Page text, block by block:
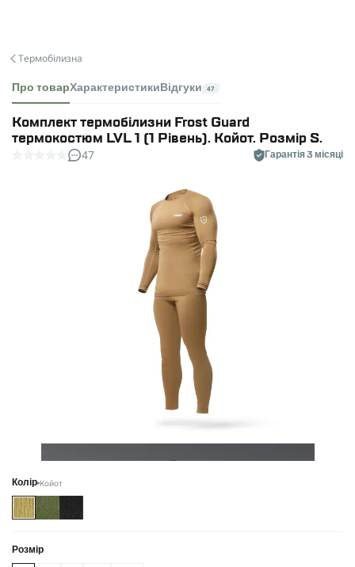
Термобілизна
Про товарХарактеристики Відгуки 47
Комплект термобілизни Frost Guard
термокостюм LVL 1 (1 Рівень). Койот. Розмір S.
47 Гарантія 3 місяці
Колір Койот
Розмір